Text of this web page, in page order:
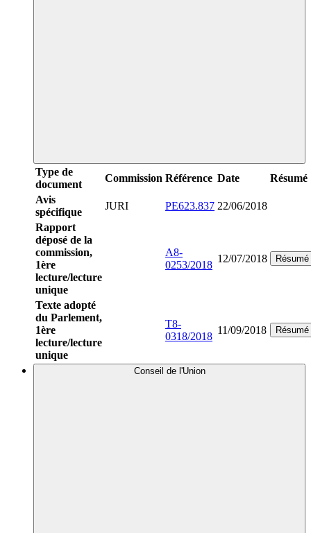
Type de
document
Commission Référence Date
Résumé
Avis
spécifique
JURI PE623.837 22/06/2018
Rapport
déposé de la
commission,
1ère
lecture/lecture
unique
A8-
0253/2018
12/07/2018 Résumé
Texte adopté
du Parlement,
1ère
lecture/lecture
unique
T8-
0318/2018
11/09/2018 Résumé
Conseil de l'Union